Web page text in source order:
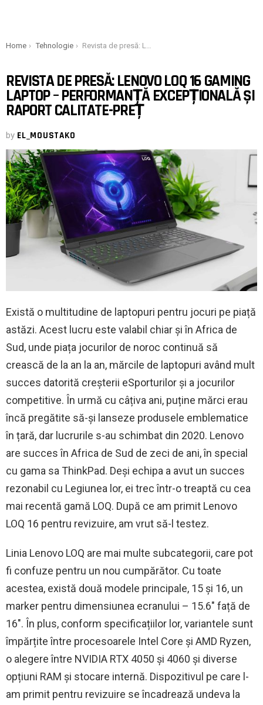
You are here:
Home Tehnologie Revista de presă: Lenovo LOQ 16 Gaming Laptop – Performanță excepțională și raport calitate-preț
REVISTA DE PRESĂ: LENOVO LOQ 16 GAMING
LAPTOP – PERFORMANȚĂ EXCEPȚIONALĂ ȘI
RAPORT CALITATE-PREȚ
by EL_MOUSTAKO
Există o multitudine de laptopuri pentru jocuri pe piață
astăzi. Acest lucru este valabil chiar și în Africa de
Sud, unde piața jocurilor de noroc continuă să
crească de la an la an, mărcile de laptopuri având mult
succes datorită creșterii eSporturilor și a jocurilor
competitive. În urmă cu câțiva ani, puține mărci erau
încă pregătite să-și lanseze produsele emblematice
în țară, dar lucrurile s-au schimbat din 2020. Lenovo
are succes în Africa de Sud de zeci de ani, în special
cu gama sa ThinkPad. Deși echipa a avut un succes
rezonabil cu Legiunea lor, ei trec într-o treaptă cu cea
mai recentă gamă LOQ. După ce am primit Lenovo
LOQ 16 pentru revizuire, am vrut să-l testez.
Linia Lenovo LOQ are mai multe subcategorii, care pot
fi confuze pentru un nou cumpărător. Cu toate
acestea, există două modele principale, 15 și 16, un
marker pentru dimensiunea ecranului – 15.6″ față de
16″. În plus, conform specificațiilor lor, variantele sunt
împărțite între procesoarele Intel Core și AMD Ryzen,
o alegere între NVIDIA RTX 4050 și 4060 și diverse
opțiuni RAM și stocare internă. Dispozitivul pe care l-
am primit pentru revizuire se încadrează undeva la